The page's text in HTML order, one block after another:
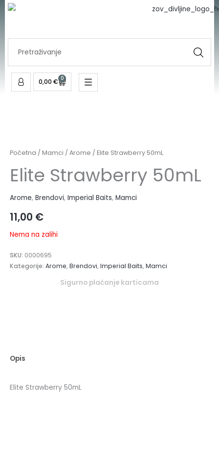
Skip
0,00 € 0
Cart
Početna / Mamci / Arome / Elite Strawberry 50mL
Elite Strawberry 50mL
Arome, Brendovi, Imperial Baits, Mamci
11,00 €
Nema na zalihi
SKU: 0000695
Kategorije: Arome,Brendovi,Imperial Baits,Mamci
Sigurno plaćanje karticama
Opis
Elite Strawberry 50mL